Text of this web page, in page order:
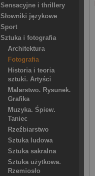
Sensacyjne i thrillery
Słowniki językowe
Sport
Sztuka i fotografia
Architektura
Fotografia
Historia i teoria
sztuki. Artyści
Malarstwo. Rysunek.
Grafika
Muzyka. Śpiew.
Taniec
Rzeźbiarstwo
Sztuka ludowa
Sztuka sakralna
Sztuka użytkowa.
Rzemiosło